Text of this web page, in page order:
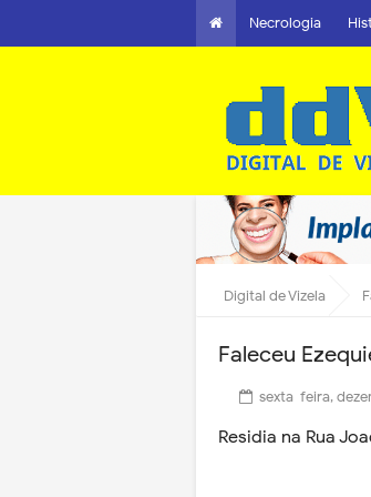
Necrologia
Digital de Vizela
Faleceu
sexta-feira,
Residia na Rua